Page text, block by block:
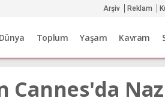
Arşiv Reklam
Dünya Toplum Yaşam Kavram
Cannes'da